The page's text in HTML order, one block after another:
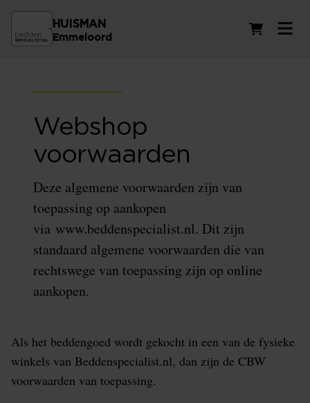
HUISMAN
Emmeloord
Webshop
voorwaarden
Deze algemene voorwaarden zijn van
toepassing op aankopen
via www.beddenspecialist.nl. Dit zijn
standaard algemene voorwaarden die van
rechtswege van toepassing zijn op online
aankopen.
Als het beddengoed wordt gekocht in een van de fysieke
winkels van Beddenspecialist.nl, dan zijn de CBW
voorwaarden van toepassing.